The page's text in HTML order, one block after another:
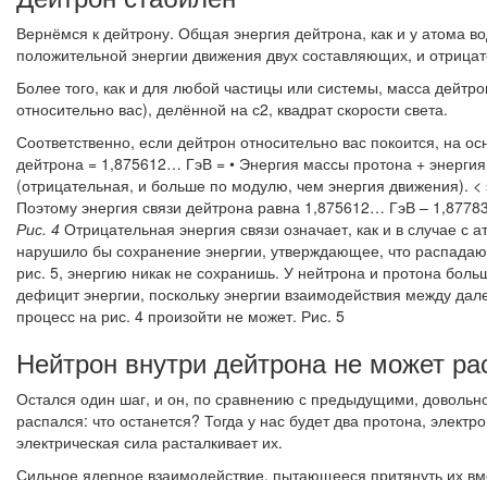
Вернёмся к дейтрону. Общая энергия дейтрона, как и у атома
положительной энергии движения двух составляющих, и
Более того, как и для любой частицы или системы, масса
относительно вас), делённой на с2, квадрат скорости света.
Соответственно, если дейтрон относительно вас покоится, на
дейтрона = 1,875612… ГэВ = • Энергия массы протона +
(отрицательная, и больше по модулю, чем энергия
Поэтому энергия связи дейтрона равна 1,875612… ГэВ –
Рис. 4 Отрицательная энергия связи означает, как и в случае
нарушило бы сохранение энергии, утверждающее, что
рис. 5, энергию никак не сохранишь. У нейтрона и протона
дефицит энергии, поскольку энергии взаимодействия между
процесс на рис. 4 произойти не может. Рис. 5
Нейтрон внутри дейтрона не может
Остался один шаг, и он, по сравнению с предыдущими,
распался: что останется? Тогда у нас будет два протона,
электрическая сила расталкивает их.
Сильное ядерное взаимодействие, пытающееся притянуть их